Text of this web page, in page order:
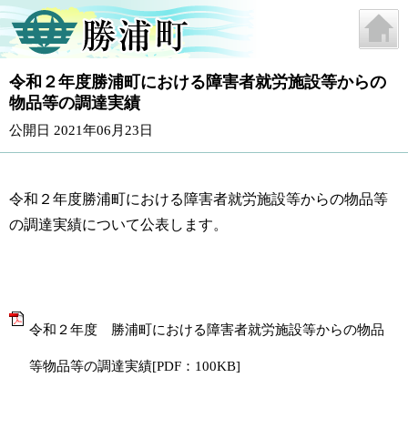
令和２年度勝浦町における障害者就労施設等からの
物品等の調達実績
公開日 2021年06月23日
令和２年度勝浦町における障害者就労施設等からの物品等
の調達実績について公表します。
令和２年度 勝浦町における障害者就労施設等からの物品
等物品等の調達実績[PDF：100KB]